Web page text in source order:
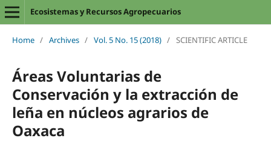
Ecosistemas y Recursos Agropecuarios
Home / Archives / Vol. 5 No. 15 (2018) / SCIENTIFIC ARTICLE
Áreas Voluntarias de
Conservación y la extracción de
leña en núcleos agrarios de
Oaxaca